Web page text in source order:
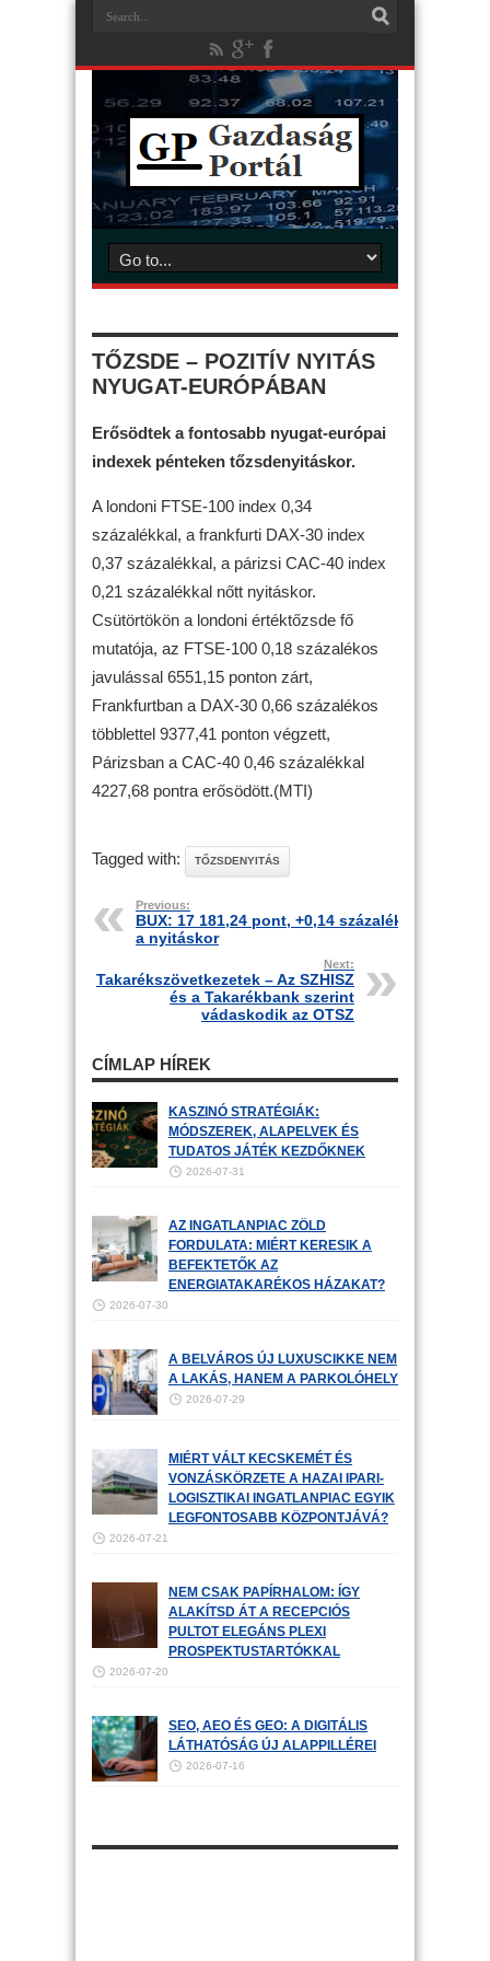
TŐZSDE – POZITÍV NYITÁS
NYUGAT-EURÓPÁBAN
Erősödtek a fontosabb nyugat-európai
indexek pénteken tőzsdenyitáskor.
A londoni FTSE-100 index 0,34
százalékkal, a frankfurti DAX-30 index
0,37 százalékkal, a párizsi CAC-40 index
0,21 százalékkal nőtt nyitáskor.
Csütörtökön a londoni értéktőzsde fő
mutatója, az FTSE-100 0,18 százalékos
javulással 6551,15 ponton zárt,
Frankfurtban a DAX-30 0,66 százalékos
többlettel 9377,41 ponton végzett,
Párizsban a CAC-40 0,46 százalékkal
4227,68 pontra erősödött.(MTI)
Tagged with: TŐZSDENYITÁS
Previous:
BUX: 17 181,24 pont, +0,14 százalék
a nyitáskor
Next:
Takarékszövetkezetek – Az SZHISZ
és a Takarékbank szerint
vádaskodik az OTSZ
CÍMLAP HÍREK
KASZINÓ STRATÉGIÁK:
MÓDSZEREK, ALAPELVEK ÉS
TUDATOS JÁTÉK KEZDŐKNEK
2026-07-31
AZ INGATLANPIAC ZÖLD
FORDULATA: MIÉRT KERESIK A
BEFEKTETŐK AZ
ENERGIATAKARÉKOS HÁZAKAT?
2026-07-30
A BELVÁROS ÚJ LUXUSCIKKE NEM
A LAKÁS, HANEM A PARKOLÓHELY
2026-07-29
MIÉRT VÁLT KECSKEMÉT ÉS
VONZÁSKÖRZETE A HAZAI IPARI-
LOGISZTIKAI INGATLANPIAC EGYIK
LEGFONTOSABB KÖZPONTJÁVÁ?
2026-07-21
NEM CSAK PAPÍRHALOM: ÍGY
ALAKÍTSD ÁT A RECEPCIÓS
PULTOT ELEGÁNS PLEXI
PROSPEKTUSTARTÓKKAL
2026-07-20
SEO, AEO ÉS GEO: A DIGITÁLIS
LÁTHATÓSÁG ÚJ ALAPPILLÉREI
2026-07-16